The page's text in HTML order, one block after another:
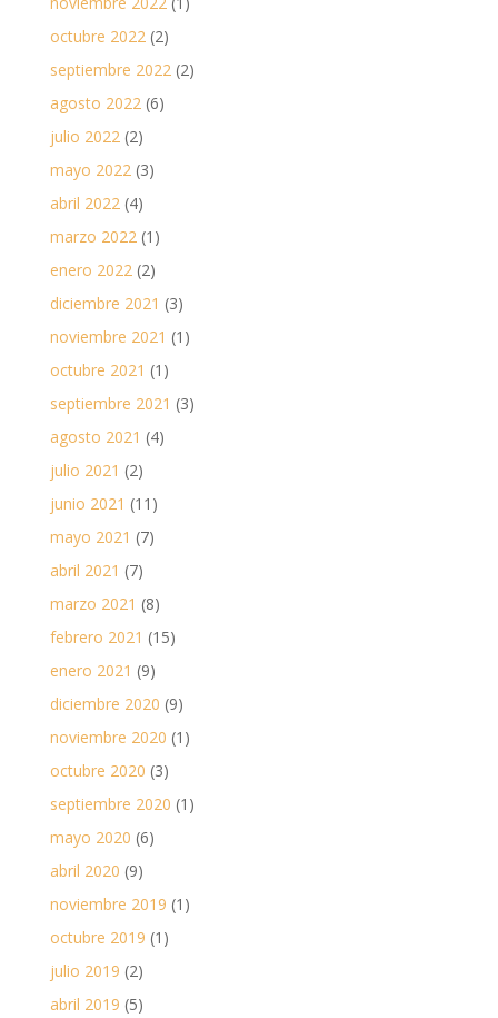
octubre 2022 (2)
septiembre 2022 (2)
agosto 2022 (6)
julio 2022 (2)
mayo 2022 (3)
abril 2022 (4)
marzo 2022 (1)
enero 2022 (2)
diciembre 2021 (3)
noviembre 2021 (1)
octubre 2021 (1)
septiembre 2021 (3)
agosto 2021 (4)
julio 2021 (2)
junio 2021 (11)
mayo 2021 (7)
abril 2021 (7)
marzo 2021 (8)
febrero 2021 (15)
enero 2021 (9)
diciembre 2020 (9)
noviembre 2020 (1)
octubre 2020 (3)
septiembre 2020 (1)
mayo 2020 (6)
abril 2020 (9)
noviembre 2019 (1)
octubre 2019 (1)
julio 2019 (2)
abril 2019 (5)